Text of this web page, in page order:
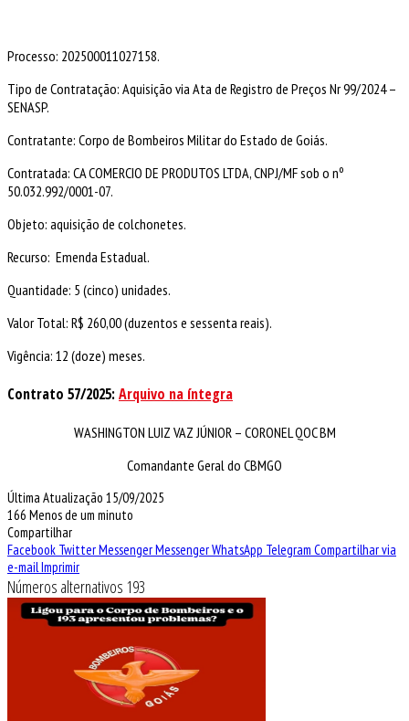
Processo: 202500011027158.
Tipo de Contratação: Aquisição via Ata de Registro de Preços Nr 99/2024 –
SENASP.
Contratante: Corpo de Bombeiros Militar do Estado de Goiás.
Contratada: CA COMERCIO DE PRODUTOS LTDA, CNPJ/MF sob o nº
50.032.992/0001-07.
Objeto: aquisição de colchonetes.
Recurso: Emenda Estadual.
Quantidade: 5 (cinco) unidades.
Valor Total: R$ 260,00 (duzentos e sessenta reais).
Vigência: 12 (doze) meses.
Contrato 57/2025:Arquivo na íntegra
WASHINGTON LUIZ VAZ JÚNIOR – CORONEL QOC BM
Comandante Geral do CBMGO
Última Atualização 15/09/2025
166 Menos de um minuto
Compartilhar
Facebook TwitterMessengerMessengerWhatsApp Telegram Compartilhar via
e-mailImprimir
Números alternativos 193